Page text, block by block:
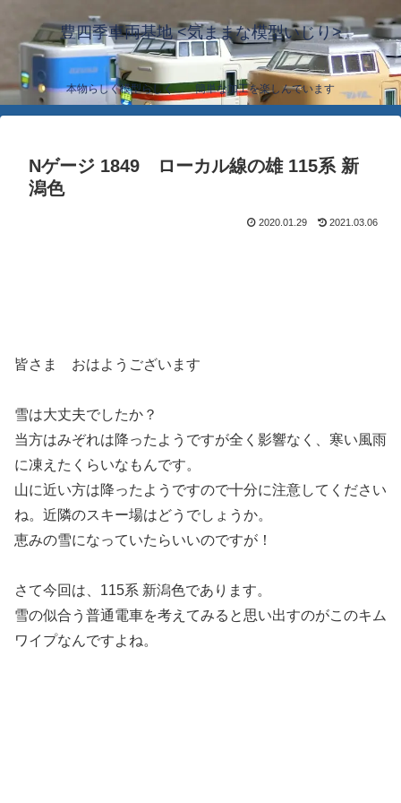
豊四季車両基地 <気ままな模型いじり>
本物らしく模型らしく… 簡単な加工を楽しんでいます
Nゲージ 1849 ローカル線の雄 115系 新
潟色
2020.01.29 2021.03.06
皆さま おはようございます
雪は大丈夫でしたか？
当方はみぞれは降ったようですが全く影響なく、寒い風雨
に凍えたくらいなもんです。
山に近い方は降ったようですので十分に注意してください
ね。近隣のスキー場はどうでしょうか。
恵みの雪になっていたらいいのですが！
さて今回は、115系 新潟色であります。
雪の似合う普通電車を考えてみると思い出すのがこのキム
ワイプなんですよね。